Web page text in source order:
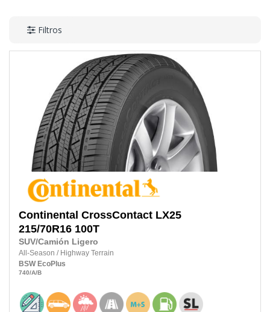
Filtros
Continental CrossContact LX25
215/70R16 100T
SUV/Camión Ligero
All-Season / Highway Terrain
BSW EcoPlus
740/A/B